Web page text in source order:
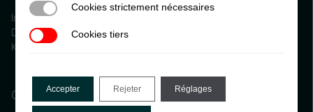
International Centre for Tax and Development, Institute of
Development Studies (IDS) Brighton, BN1 9RE, United
Kingdom
Connectez-vous avec nous
Cookies strictement nécessaires
Cookies strictement nécessaires
Cookies tiersCookies tiers
Accepter Rejeter Réglages